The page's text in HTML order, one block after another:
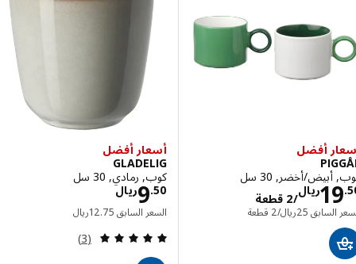
أفضل
أخضر, 30 سل
ريال
/2 قطعة الاسعار ريال 19.50/2 قطعة
السابق ريال25 /2 قطعة السعر السابق ريال 25/2 قطعة
أسعار أفضل
GLADELIG
كوب, رمادي, 30 سل
ريال9 الاسعار ريال 9.50
السعر السابق ريال12 .75 السعر السابق ريال 12.75
مراجعة: 5 من أصل 5 نجوم. إجمالي المراجعات:
(3)